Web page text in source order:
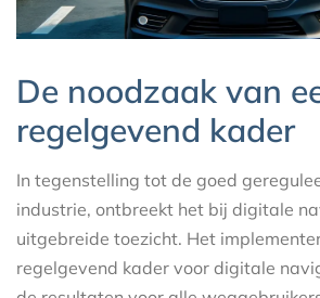
De noodzaak van
regelgevend kader
In tegenstelling tot de goed
industrie, ontbreekt het bij digitale
uitgebreide toezicht. Het
regelgevend kader voor digitale